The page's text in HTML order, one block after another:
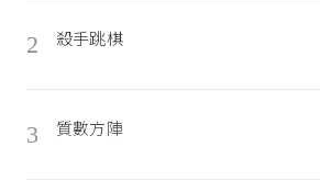
2 殺手跳棋
3 質數方陣